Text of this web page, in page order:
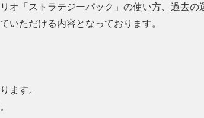
オ「ストラテジーパック」の使い方、過去
いただける内容となっております。
ます。